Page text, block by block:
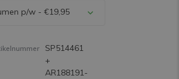
p/w - €19,95
SP514461
+
AR188191-